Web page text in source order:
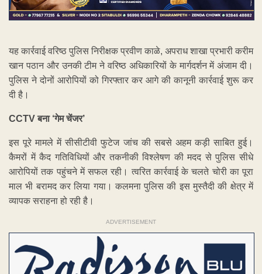
यह कार्रवाई वरिष्ठ पुलिस निरीक्षक प्रवीण काळे, अपराध शाखा प्रभारी करीम
खान पठान और उनकी टीम ने वरिष्ठ अधिकारियों के मार्गदर्शन में अंजाम दी।
पुलिस ने दोनों आरोपियों को गिरफ्तार कर आगे की कानूनी कार्रवाई शुरू कर
दी है।
CCTV बना ‘गेम चेंजर’
इस पूरे मामले में सीसीटीवी फुटेज जांच की सबसे अहम कड़ी साबित हुई।
कैमरों में कैद गतिविधियों और तकनीकी विश्लेषण की मदद से पुलिस सीधे
आरोपियों तक पहुंचने में सफल रही। त्वरित कार्रवाई के चलते चोरी का पूरा
माल भी बरामद कर लिया गया। कलमना पुलिस की इस मुस्तैदी की क्षेत्र में
व्यापक सराहना हो रही है।
ADVERTISEMENT